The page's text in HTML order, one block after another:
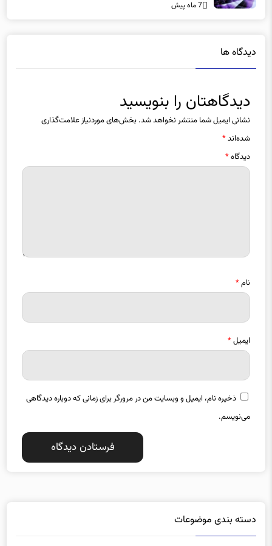
7 ماه پیش
دیدگاه ها
دیدگاهتان را بنویسید
نشانی ایمیل شما منتشر نخواهد شد. بخش‌های موردنیاز علامت‌گذاری
شده‌اند*
دیدگاه*
نام*
ایمیل*
ذخیره نام، ایمیل و وبسایت من در مرورگر برای زمانی که دوباره دیدگاهی
می‌نویسم.
دسته بندی موضوعات